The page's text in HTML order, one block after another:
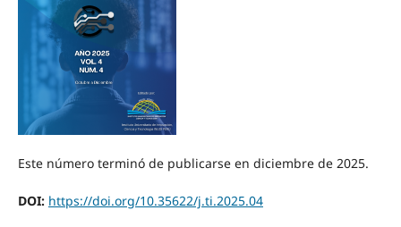
Este número terminó de publicarse en diciembre de 2025.
DOI: https://doi.org/10.35622/j.ti.2025.04